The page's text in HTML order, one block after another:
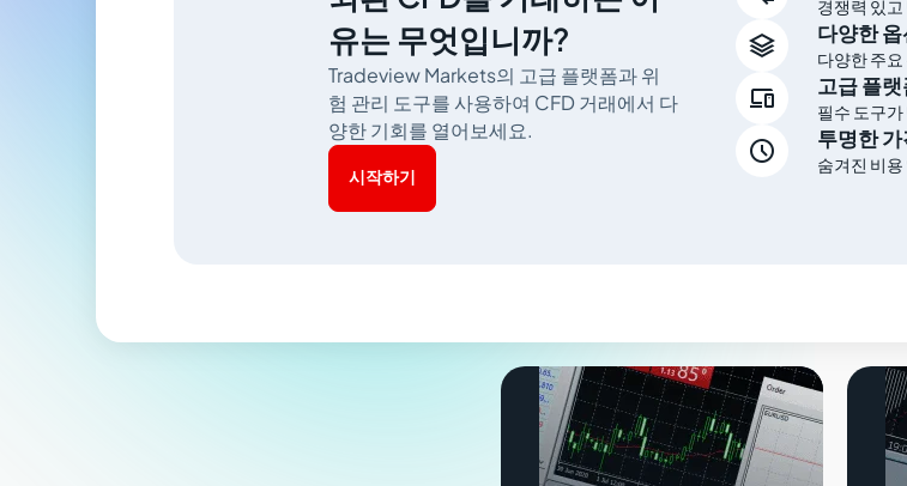
유는 무엇입니까?
Tradeview Markets의 고급 플랫폼과 위
험 관리 도구를 사용하여 CFD 거래에서 다
양한 기회를 열어보세요.
시작하기
경쟁력 있
 다양한 옵
다양한 주
 고급 플랫
필수 도구
 투명한 가
숨겨진 비